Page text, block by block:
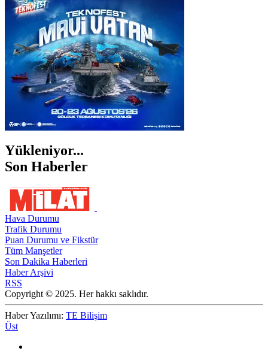
ŞANLIURFA
ŞIRNAK
Yükleniyor...
Son Haberler
Hava Durumu
Trafik Durumu
Puan Durumu ve Fikstür
Tüm Manşetler
Son Dakika Haberleri
Haber Arşivi
RSS
Copyright © 2025. Her hakkı saklıdır.
Haber Yazılımı: TE Bilişim
Üst